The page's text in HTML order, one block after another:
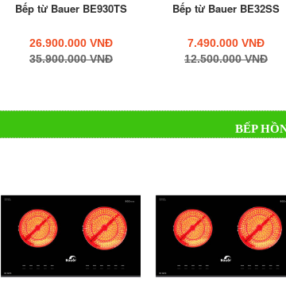
Bếp từ Bauer BE930TS
26.900.000 VNĐ
35.900.000 VNĐ
Bếp từ Bauer BE32SS
7.490.000 VNĐ
12.500.000 VNĐ
BẾP